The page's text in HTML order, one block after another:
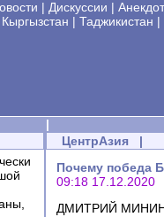
| Дискуссии |
Кыргызстан | Таджикистан |
|
ЦентрАзия |
Почему победа
09:18 17.12.2020
ДМИТРИЙ МИНИН